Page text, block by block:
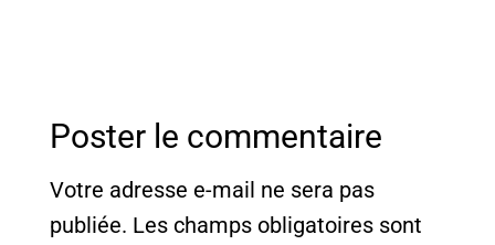
Poster le commentaire
Votre adresse e-mail ne sera pas
publiée. Les champs obligatoires sont